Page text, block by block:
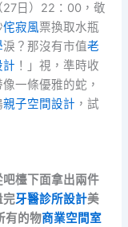
日）22：00，敬
侘寂風票換取水瓶
淚？那沒有市值老
計 ！」視，準時收
像一條優雅的蛇，
親子空間設計 ，試
吧檯下面拿出兩件
完牙醫診所設計美
有的物商業空間室